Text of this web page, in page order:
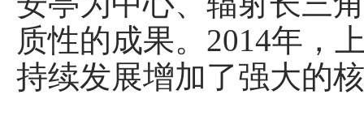
质性的成果。2014年，
持续发展增加了强大的